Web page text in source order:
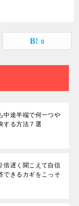
0
中途半端で何一つや
する方法７選
倍遅く聞こえて自信
できるカギをこっそ